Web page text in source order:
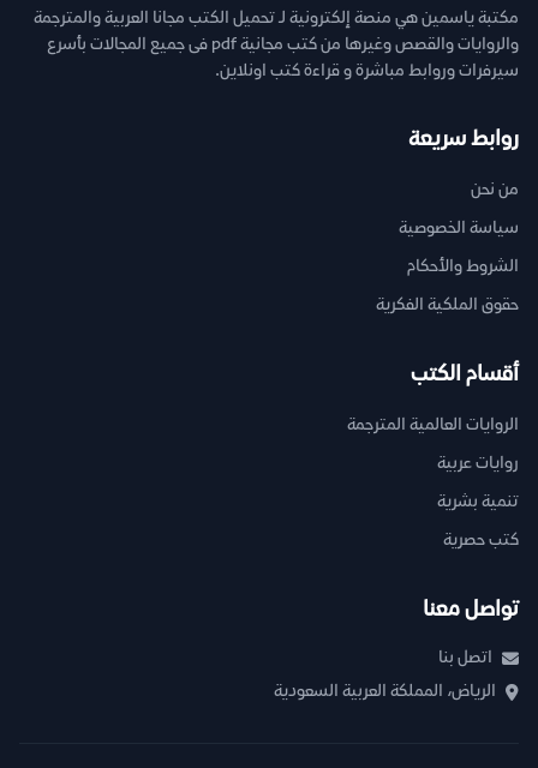
مكتبة ياسمين هي منصة إلكترونية لـ تحميل الكتب مجانا العربية والمترجمة
والروايات والقصص وغيرها من كتب مجانية pdf فى جميع المجالات بأسرع
سيرفرات وروابط مباشرة و قراءة كتب اونلاين.
روابط سريعة
من نحن
سياسة الخصوصية
الشروط والأحكام
حقوق الملكية الفكرية
أقسام الكتب
الروايات العالمية المترجمة
روايات عربية
تنمية بشرية
كتب حصرية
تواصل معنا
اتصل بنا
الرياض، المملكة العربية السعودية